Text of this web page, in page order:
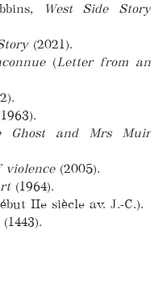
West Side Story
(2021).
(Letter from an
Ghost and Mrs Muir
(2005).
(1964).
IIe siècle av. J.-C.).
(1443).